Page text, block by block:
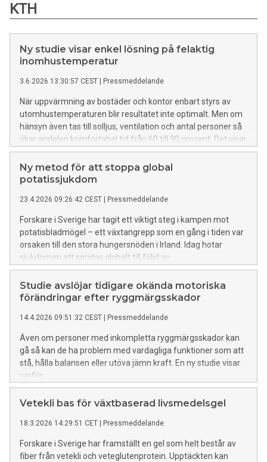
KTH
Ny studie visar enkel lösning på felaktig
inomhustemperatur
3.6.2026 13:30:57 CEST Pressmeddelande
När uppvärmning av bostäder och kontor enbart styrs av
utomhustemperaturen blir resultatet inte optimalt. Men om
hänsyn även tas till solljus, ventilation och antal personer så
ökar andelen komfortabel tid från 60 till 90 procent. Det visar
en ny studie från KTH.
Ny metod för att stoppa global
potatissjukdom
23.4.2026 09:26:42 CEST Pressmeddelande
Forskare i Sverige har tagit ett viktigt steg i kampen mot
potatisbladmögel – ett växtangrepp som en gång i tiden var
orsaken till den stora hungersnöden i Irland. Idag hotar
sjukdomen att spridas globalt till följd av
klimatförändringarna.
Studie avslöjar tidigare okända motoriska
förändringar efter ryggmärgsskador
14.4.2026 09:51:32 CEST Pressmeddelande
Även om personer med inkompletta ryggmärgsskador kan
gå så kan de ha problem med vardagliga funktioner som att
stå, hålla balansen eller utöva jämn kraft. En ny studie visar
varför.
Vetekli bas för växtbaserad livsmedelsgel
18.3.2026 14:29:51 CET Pressmeddelande
Forskare i Sverige har framställt en gel som helt består av
fiber från vetekli och veteglutenprotein. Upptäckten kan